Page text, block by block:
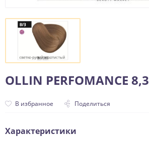
OLLIN PERFOMANCE 8,3
В избранное Поделиться
Характеристики